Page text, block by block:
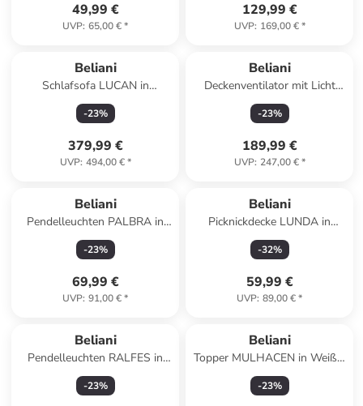
49,99 €
UVP: 65,00 €*
129,99 €
UVP: 169,00 €*
Beliani
Schlafsofa LUCAN in
Grün/Schwarz - (W) 191 x (H)
75 x (L) 91 cm
-23%
379,99 €
UVP: 494,00 €*
Beliani
Deckenventilator mit Licht
BORMEJO in Gold/Beige - (W)
130 x (H) 42 x (L) 130 cm
-23%
189,99 €
UVP: 247,00 €*
Beliani
Pendelleuchten PALBRA in
/Grün - (W) 40 x (H) 180 x (L)
40 cm
-23%
69,99 €
UVP: 91,00 €*
Beliani
Picknickdecke LUNDA in
Grau/Braun - (W) 200 x (H) 1
x (L) 200 cm
-32%
59,99 €
UVP: 89,00 €*
Beliani
Pendelleuchten RALFES in
Transparent/Messing - (W) 30
x (H) 119 x (L) 30 cm
-23%
Beliani
Topper MULHACEN in Weiß -
(W) 120 x (H) 4 cm
-23%